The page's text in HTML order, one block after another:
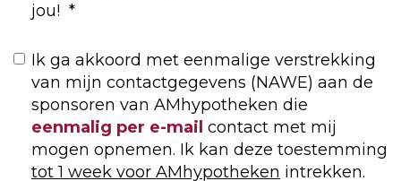
jou! *
Ik ga akkoord met eenmalige verstrekking
van mijn contactgegevens (NAWE) aan de
sponsoren van AMhypotheken die
eenmalig per e-mail contact met mij
mogen opnemen. Ik kan deze toestemming
tot 1 week voor AMhypotheken intrekken.